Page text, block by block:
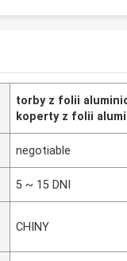
torby z folii
koperty z folii
negotiable
5 ~ 15 DNI
CHINY